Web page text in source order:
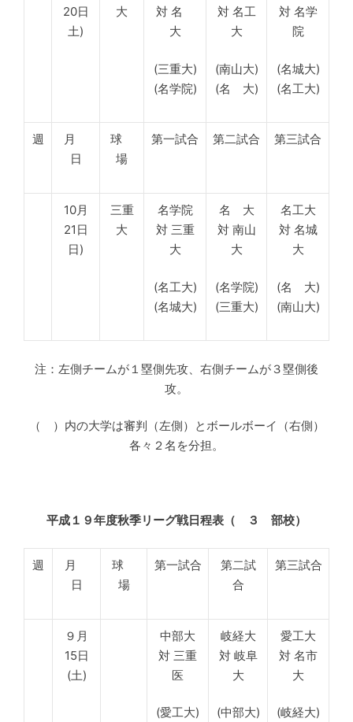
20日
土)
大
対 名
大
(三重大)
(名学院)
対 名工
大
(南山大)
(名 大)
対 名学
院
(名城大)
(名工大)
週
月
日
球
場
第一試合 第二試合 第三試合
10月
21日
日)
三重
大
名学院
対 三重
大
(名工大)
(名城大)
名 大
対 南山
大
(名学院)
(三重大)
名工大
対 名城
大
(名 大)
(南山大)
注：左側チームが１塁側先攻、右側チームが３塁側後
攻。
（ ）内の大学は審判（左側）とボールボーイ（右側）
各々２名を分担。
平成１９年度秋季リーグ戦日程表（ ３ 部校）
週
月
日
球
場
第一試合
第二試
合
第三試合
９月
15日
(土)
中部大
対 三重
医
(愛工大)
岐経大
対 岐阜
大
(中部大)
愛工大
対 名市
大
(岐経大)